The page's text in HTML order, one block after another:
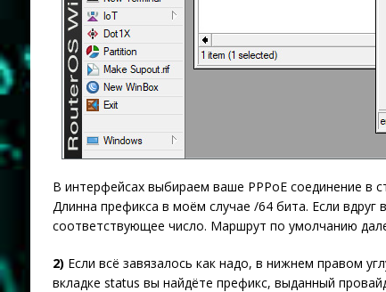
В интерфейсах выбираем ваше PPPoE соединение в
Длинна префикса в моём случае /64 бита. Если вдруг
соответствующее число. Маршрут по умолчанию
2) Если всё завязалось как надо, в нижнем правом
вкладке status вы найдёте префикс, выданный